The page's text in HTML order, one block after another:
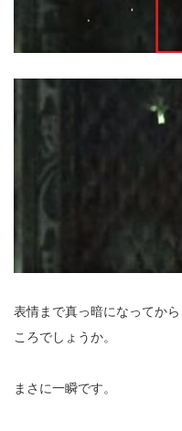
表情まで真っ暗になってか
ころでしょうか。
まさに一瞬です。